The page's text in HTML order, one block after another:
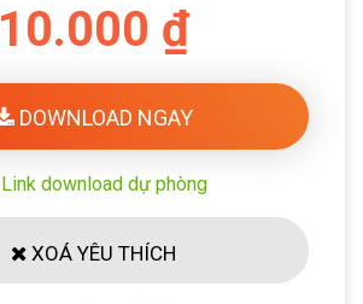
10.000 ₫
DOWNLOAD NGAY
Link download dự phòng
XOÁ YÊU THÍCH